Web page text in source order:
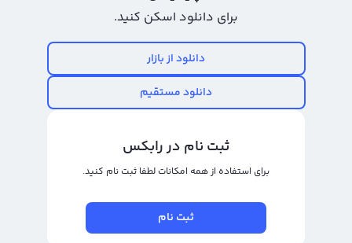
خرید فلو با کمترین کارمزد
خرید فلو (FLOW) به صورت امن و راحت از ویژگی‌های مهم معاملاتی است که در هر
کلیه کارمزدها و هزینه‌های عملیاتی معاملات خود استفاده کنید. به علاوه، در
برای دانلود اسکن کنید.
دانلود از بازار
دانلود مستقیم
ثبت نام در رابکس
برای استفاده از همه امکانات لطفا ثبت نام کنید.
ثبت نام